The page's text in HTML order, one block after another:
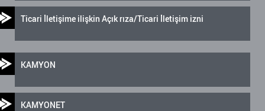
Ticari İletişime ilişkin Açık rıza/Ticari İletişim izni
KAMYON
KAMYONET